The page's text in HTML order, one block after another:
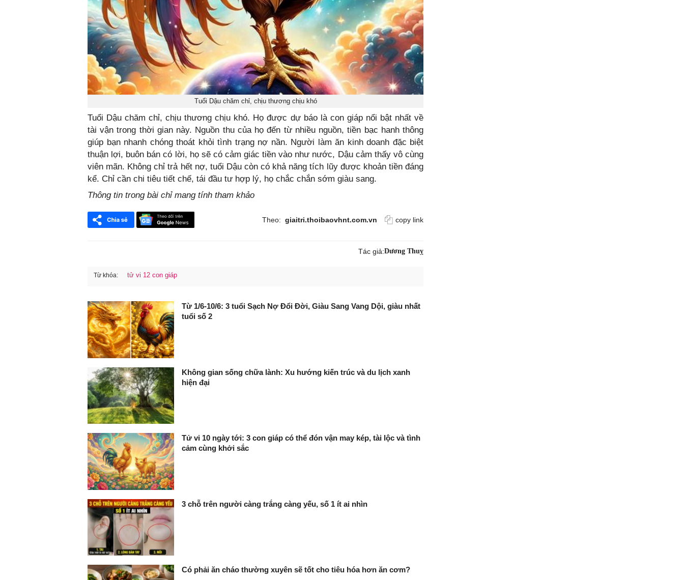
Tuổi Dậu chăm chỉ, chịu thương chịu khó
Tuổi Dậu chăm chỉ, chịu thương chịu khó. Họ được dự báo là con giáp nổi bật nhất về
tài vận trong thời gian này. Nguồn thu của họ đến từ nhiều nguồn, tiền bạc hanh thông
giúp bạn nhanh chóng thoát khỏi tình trạng nợ nần. Người làm ăn kinh doanh đặc biệt
thuận lợi, buôn bán có lời, họ sẽ có cảm giác tiền vào như nước, Dậu cảm thấy vô cùng
viên mãn. Không chỉ trả hết nợ, tuổi Dậu còn có khả năng tích lũy được khoản tiền đáng
kể. Chỉ cần chi tiêu tiết chế, tái đầu tư hợp lý, họ chắc chắn sớm giàu sang.
Thông tin trong bài chỉ mang tính tham khảo
Theo: giaitri.thoibaovhnt.com.vn copy link
Tác giả:Dương Thuỵ
Từ khóa: tử vi 12 con giáp
Từ 1/6-10/6: 3 tuổi Sạch Nợ Đổi Đời, Giàu Sang Vang Dội, giàu nhất
tuổi số 2
Không gian sống chữa lành: Xu hướng kiến trúc và du lịch xanh
hiện đại
Tử vi 10 ngày tới: 3 con giáp có thể đón vận may kép, tài lộc và tình
cảm cùng khởi sắc
3 chỗ trên người càng trắng càng yếu, số 1 ít ai nhìn
Có phải ăn cháo thường xuyên sẽ tốt cho tiêu hóa hơn ăn cơm?